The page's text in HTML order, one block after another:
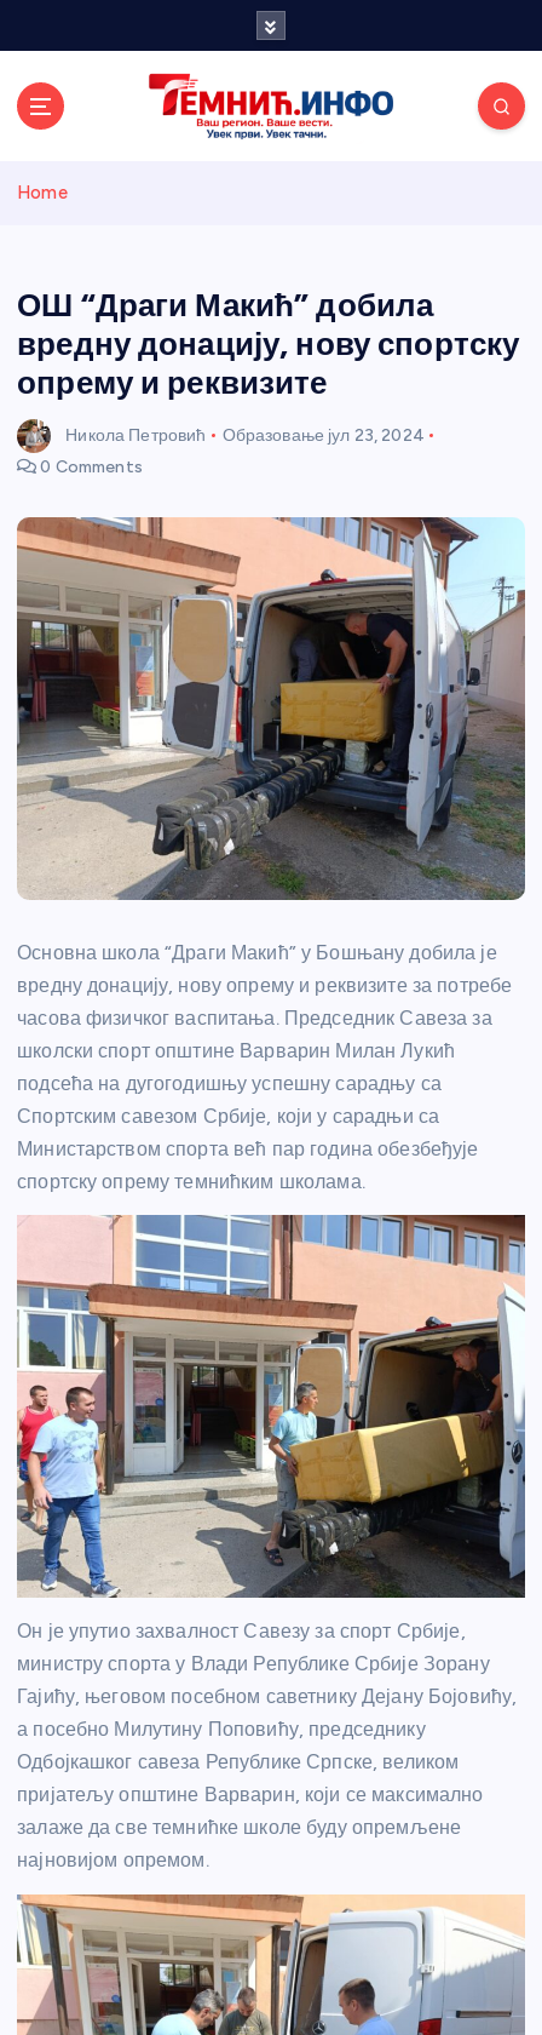
и портал
Home
ОШ “Драги Макић” добила
вредну донацију, нову спортску
опрему и реквизите
Никола Петровић Образовање јул 23, 2024
0 Comments
Основна школа “Драги Макић” у Бошњану добила је
вредну донацију, нову опрему и реквизите за потребе
часова физичког васпитања. Председник Савеза за
школски спорт општине Варварин Милан Лукић
подсећа на дугогодишњу успешну сарадњу са
Спортским савезом Србије, који у сарадњи са
Министарством спорта већ пар година обезбеђује
спортску опрему темнићким школама.
Он је упутио захвалност Савезу за спорт Србије,
министру спорта у Влади Републике Србије Зорану
Гајићу, његовом посебном саветнику Дејану Бојовићу,
а посебно Милутину Поповићу, председнику
Одбојкашког савеза Републике Српске, великом
пријатељу општине Варварин, који се максимално
залаже да све темнићке школе буду опремљене
најновијом опремом.